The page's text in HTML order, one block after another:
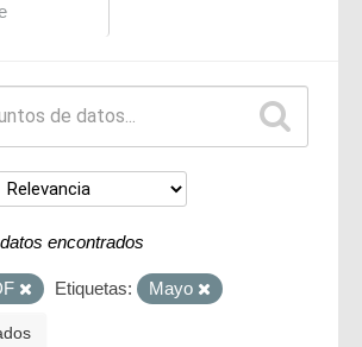
encontrados
Etiquetas: Mayo